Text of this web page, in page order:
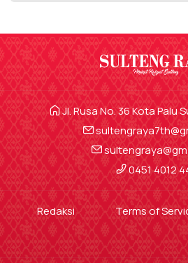
Jl. Rusa No. 36 Kota Palu
0451 4012
Redaksi Terms of